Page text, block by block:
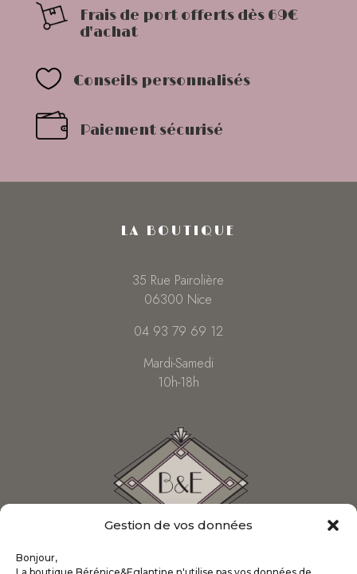
Gestion de vos données
Bonjour,
Frais de port offerts dès 69€
d'achat
 Conseils personnalisés
Paiement sécurisé
LA BOUTIQUE
35 Rue Pairolière
06300 Nice
04 93 79 69 12
Mardi-Samedi
10h-18h